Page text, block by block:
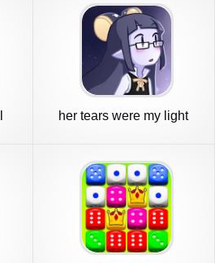
her tears were my light